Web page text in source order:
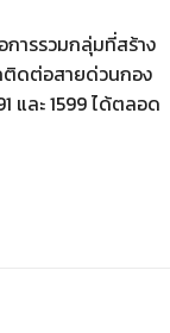
ารรวมกลุ่มที่สร้าง
ติดต่อสายด่วนกอง
และ 1599 ได้ตลอด